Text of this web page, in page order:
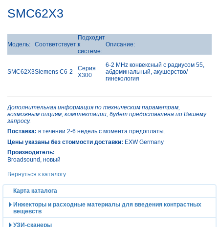
SMC62X3
Модель: Соответствует:
Подходит
к
системе:
Описание:
SMC62X3Siemens C6-2
Серия
X300
6-2 MHz конвексный с радиусом 55,
абдоминальный, акушерство/
гинекология
Дополнительная информация по техническим параметрам,
возможным опциям, комплектации, будет предоставлена по Вашему
запросу.
Поставка: в течении 2-6 недель с момента предоплаты.
Цены указаны без стоимости доставки: EXW Germany
Производитель:
Broadsound , новый
Вернуться к каталогу
Карта каталога
Инжекторы и расходные материалы для введения контрастных
вещевств
УЗИ-сканеры